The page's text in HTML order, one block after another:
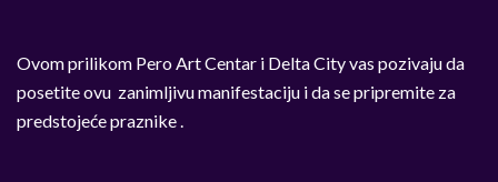
Ovom prilikom Pero Art Centar i Delta City vas pozivaju da
posetite ovu zanimljivu manifestaciju i da se pripremite za
predstojeće praznike .